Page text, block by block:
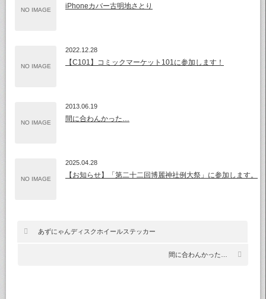
NO IMAGE iPhoneカバー古明地さとり
NO IMAGE
2022.12.28
【C101】コミックマーケット101に参加します！
NO IMAGE
2013.06.19
間に合わんかった…
NO IMAGE
2025.04.28
【お知らせ】「第二十二回博麗神社例大祭」に参加します。
あずにゃんディスクホイールステッカー
間に合わんかった…